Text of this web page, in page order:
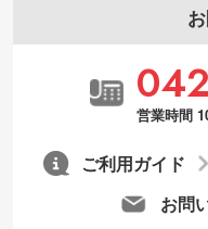
営業時間
お問
ご利用ガイド